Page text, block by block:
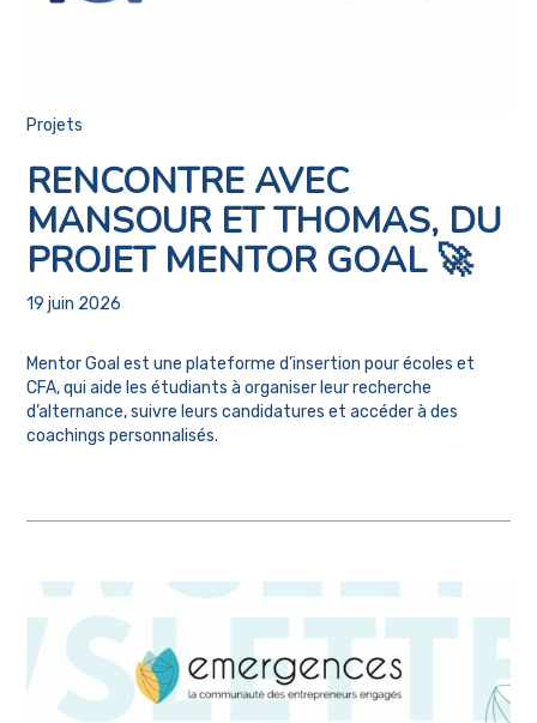
Projets
RENCONTRE AVEC
MANSOUR ET THOMAS, DU
PROJET MENTOR GOAL 🚀
19 juin 2026
Mentor Goal est une plateforme d’insertion pour écoles et
CFA, qui aide les étudiants à organiser leur recherche
d’alternance, suivre leurs candidatures et accéder à des
coachings personnalisés.